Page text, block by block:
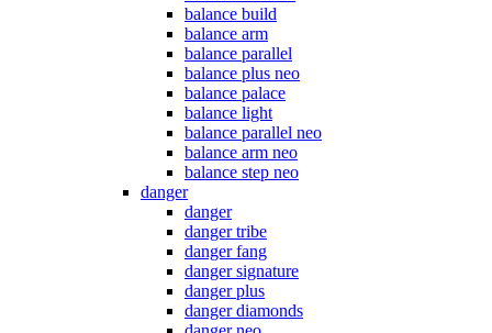
balance build
balance arm
balance parallel
balance plus neo
balance palace
balance light
balance parallel neo
balance arm neo
balance step neo
danger
danger
danger tribe
danger fang
danger signature
danger plus
danger diamonds